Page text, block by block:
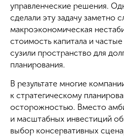
управленческие решения.
сделали эту задачу заметно
макроэкономическая
стоимость капитала и
сузили пространство для
планирования.
В результате многие
к стратегическому
осторожностью. Вместо
и масштабных инвестиций
выбор консервативных